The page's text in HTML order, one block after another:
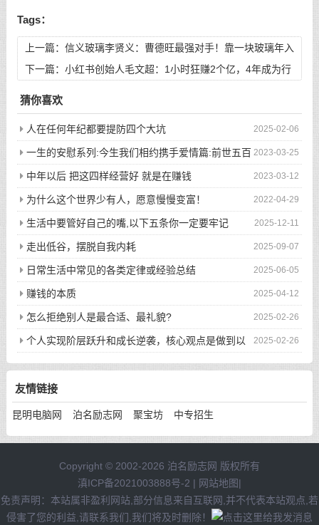
Tags：
上一篇： 信义玻璃李贤义：曹德旺最强对手！靠一块玻璃年入
147亿
下一篇： 小红书创始人毛文超：1小时狂赚2个亿，4年成为行
猜你喜欢
2025-02-06
人在任何年纪都要提防四个大坑
2023-03-25
一生的安慰系列:今生我们相约携手爱情篇:前世五百
次的回眸才换来今生的相遇
2023-03-12
中年以后 把这四样经营好 就是在赚钱
2022-04-29
为什么这个世界少有人，愿意慢慢变富！
2025-12-11
生活中要管好自己的嘴,以下五条你一定要牢记
2025-09-07
走出低谷，摆脱自我内耗
2025-06-05
日常生活中常见的各类定律或经验总结
2025-04-12
赚钱的本质
2025-02-26
怎么拒绝别人是最合适、最礼貌?
2025-02-26
个人实现阶层跃升和成长逆袭，核心观点是做到以
下八件事
友情链接
昆明电脑网 泊名励志网 聚宝坊 中专招生
Copyright © 2002-2026 泊名励志网 版权所有
滇ICP备2021003888号-2 | 网站地图|
免责声明：本站属非盈利网站,部分信息来自互联网,并不代表本站观点,若
侵害了您的利益,请联系我们,我们将及时删除！